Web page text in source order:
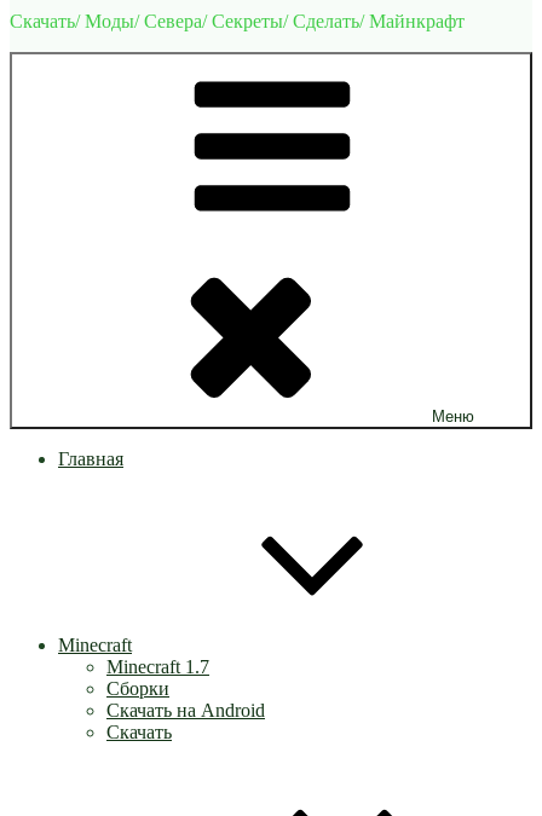
Скачать/ Моды/ Севера/ Секреты/ Сделать/ Майнкрафт
Меню
Главная
Minecraft
Minecraft 1.7
Сборки
Скачать на Android
Скачать